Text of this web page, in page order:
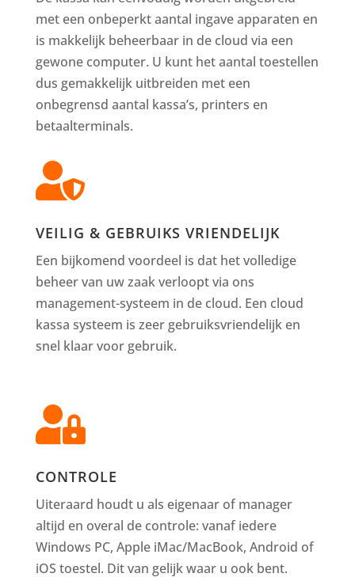
met een onbeperkt aantal ingave apparaten en
is makkelijk beheerbaar in de cloud via een
gewone computer. U kunt het aantal toestellen
dus gemakkelijk uitbreiden met een
onbegrensd aantal kassa’s, printers en
betaalterminals.

VEILIG & GEBRUIKS VRIENDELIJK
Een bijkomend voordeel is dat het volledige
beheer van uw zaak verloopt via ons
management-systeem in de cloud. Een cloud
kassa systeem is zeer gebruiksvriendelijk en
snel klaar voor gebruik.

CONTROLE
Uiteraard houdt u als eigenaar of manager
altijd en overal de controle: vanaf iedere
Windows PC, Apple iMac/MacBook, Android of
iOS toestel. Dit van gelijk waar u ook bent.